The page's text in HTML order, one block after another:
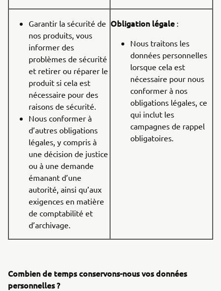
Garantir la sécurité de
nos produits, vous
informer des
problèmes de sécurité
et retirer ou réparer le
produit si cela est
nécessaire pour des
raisons de sécurité.
Nous conformer à
d’autres obligations
légales, y compris à
une décision de justice
ou à une demande
émanant d’une
autorité, ainsi qu’aux
exigences en matière
de comptabilité et
d’archivage.
Obligation légale :
Nous traitons les
données personnelles
lorsque cela est
nécessaire pour nous
conformer à nos
obligations légales, ce
qui inclut les
campagnes de rappel
obligatoires.
Combien de temps conservons-nous vos données
personnelles ?